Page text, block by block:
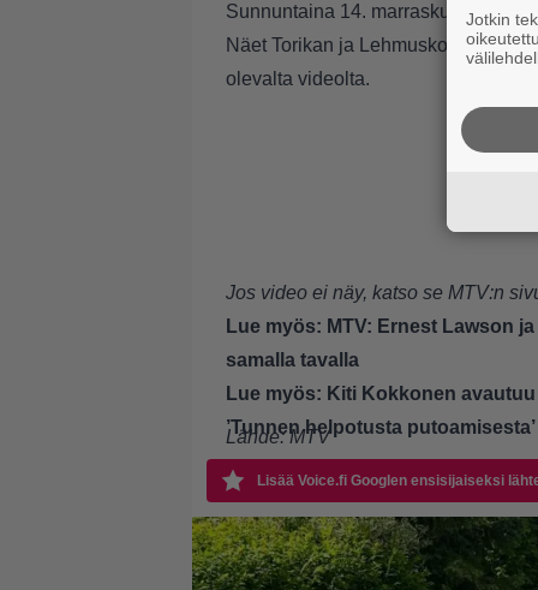
Sunnuntaina 14. marraskuuta
Näet Torikan ja Lehmuskosken
olevalta videolta.
Jos video ei näy, katso se MTV:n
Lue myös: MTV: Ernest Lawson
samalla tavalla
Lue myös: Kiti Kokkonen
’Tunnen helpotusta putoamisesta’
Lähde:MTV
Lisää Voice.fi Googlen ensisijaiseksi
Jotkin